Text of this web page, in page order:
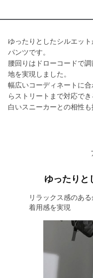
ゆったりとしたシルエッ
パンツです。
腰回りはドローコードで
地を実現しました。
幅広いコーディネートに
らストリートまで対応でき
白いスニーカーとの相性も
ゆったりと
リラックス感のあ
着用感を実現